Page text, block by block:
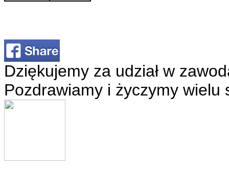
Dziękujemy za udział w
Pozdrawiamy i życzymy wielu